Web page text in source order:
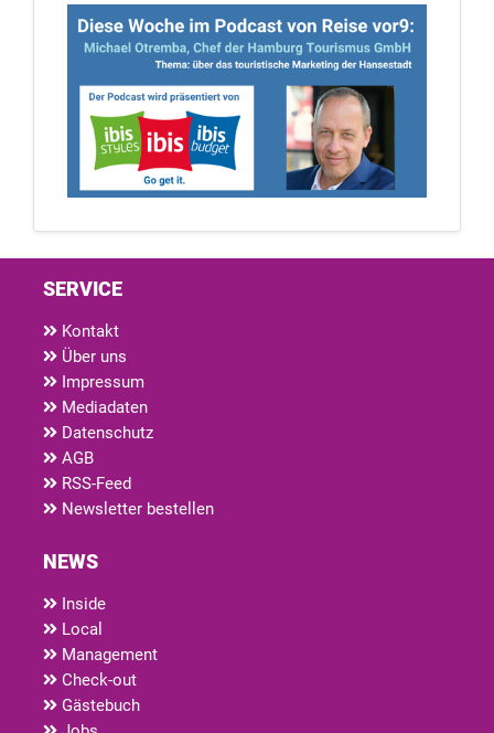
SERVICE
Kontakt
Über uns
Impressum
Mediadaten
Datenschutz
AGB
RSS-Feed
Newsletter bestellen
NEWS
Inside
Local
Management
Check-out
Gästebuch